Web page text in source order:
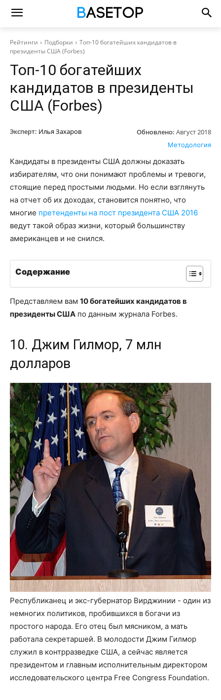
Рейтинги Подборки
Топ-10 богатейших кандидатов в
президенты США (Forbes)
Топ-10 богатейших
кандидатов в президенты
США (Forbes)
Эксперт: Илья Захаров Обновлено: Август 2018
Методология
Кандидаты в президенты США должны доказать
избирателям, что они понимают проблемы и тревоги,
стоящие перед простыми людьми. Но если взглянуть
на отчет об их доходах, становится понятно, что
многие претенденты на пост президента США 2016
ведут такой образ жизни, который большинству
американцев и не снился.
Содержание
Представляем вам 10 богатейших кандидатов в
президенты США по данным журнала Forbes.
10. Джим Гилмор, 7 млн
долларов
Республиканец и экс-губернатор Вирджинии - один из
немногих политиков, пробившихся в богачи из
простого народа. Его отец был мясником, а мать
работала секретаршей. В молодости Джим Гилмор
служил в контрразведке США, а сейчас является
президентом и главным исполнительным директором
исследовательского центра Free Congress Foundation.